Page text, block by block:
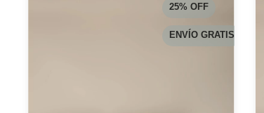
25% OFF
ENVÍO GRATIS